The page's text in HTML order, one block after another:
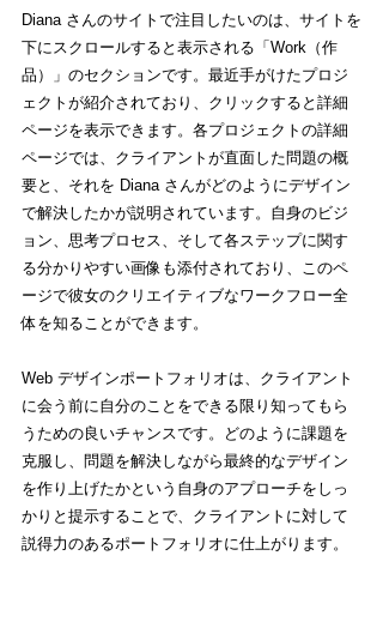
Diana さんのサイトで注目したいのは、サイトを
下にスクロールすると表示される「Work（作
品）」のセクションです。最近手がけたプロジ
ェクトが紹介されており、クリックすると詳細
ページを表示できます。各プロジェクトの詳細
ページでは、クライアントが直面した問題の概
要と、それを Diana さんがどのようにデザイン
で解決したかが説明されています。自身のビジ
ョン、思考プロセス、そして各ステップに関す
る分かりやすい画像も添付されており、このペ
ージで彼女のクリエイティブなワークフロー全
体を知ることができます。
Web デザインポートフォリオは、クライアント
に会う前に自分のことをできる限り知ってもら
うための良いチャンスです。どのように課題を
克服し、問題を解決しながら最終的なデザイン
を作り上げたかという自身のアプローチをしっ
かりと提示することで、クライアントに対して
説得力のあるポートフォリオに仕上がります。